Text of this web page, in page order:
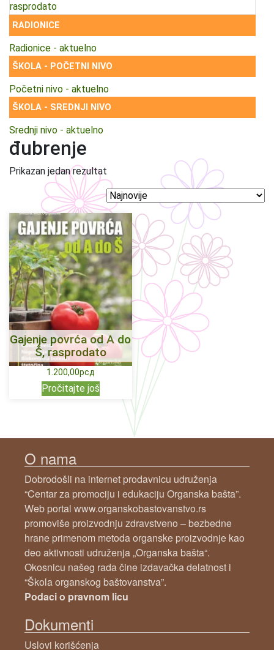
rasprodato
RADIONICE
Radionice - aktuelno
ŠKOLA - POČETNI NIVO
Početni nivo - aktuelno
ŠKOLA - SREDNJI NIVO
Srednji nivo - aktuelno
đubrenje
Prikazan jedan rezultat
Gajenje povrća od A do
Š, rasprodato
1.200,00рсд
Pročitajte još
O nama
Dobrodošli na internet prodavnicu udruženja
“Centar za promociju i edukaciju Organska bašta”.
Web portal www.organskobastovanstvo.rs
promoviše proizvodnju zdravstveno – bezbedne
hrane primenom metoda organske proizvodnje kao
deo aktivnosti udruženja „Organska bašta“.
Okosnicu našeg rada čine izdavačka delatnost i
“Škola organskog baštovanstva”.
Podaci o pravnom licu
Dokumenti
Uslovi korišćenja